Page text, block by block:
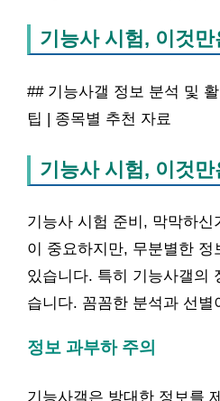
기능사 시험, 이것
## 기능사갤 정보 분석 및
팁 | 종목별 추천 자료
기능사 시험, 이것
기능사 시험 준비, 막막하신
이 중요하지만, 무분별한
있습니다. 특히 기능사갤의
습니다. 꼼꼼한 분석과 선별
정보 과부하 주의
기능사갤은 방대한 정보를